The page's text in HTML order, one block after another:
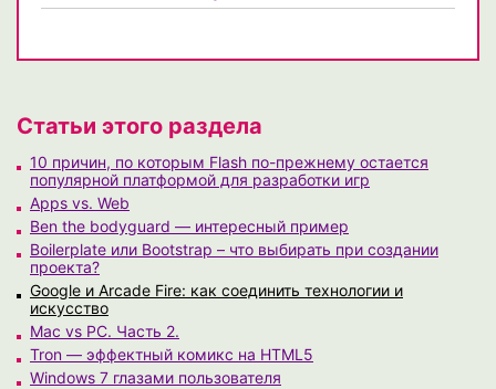
Статьи этого раздела
10 причин, по которым Flash по-прежнему остается
популярной платформой для разработки игр
Apps vs. Web
Ben the bodyguard — интересный пример
Boilerplate или Bootstrap – что выбирать при создании
проекта?
Google и Arcade Fire: как соединить технологии и
искусство
Mac vs PC. Часть 2.
Tron — эффектный комикс на HTML5
Windows 7 глазами пользователя